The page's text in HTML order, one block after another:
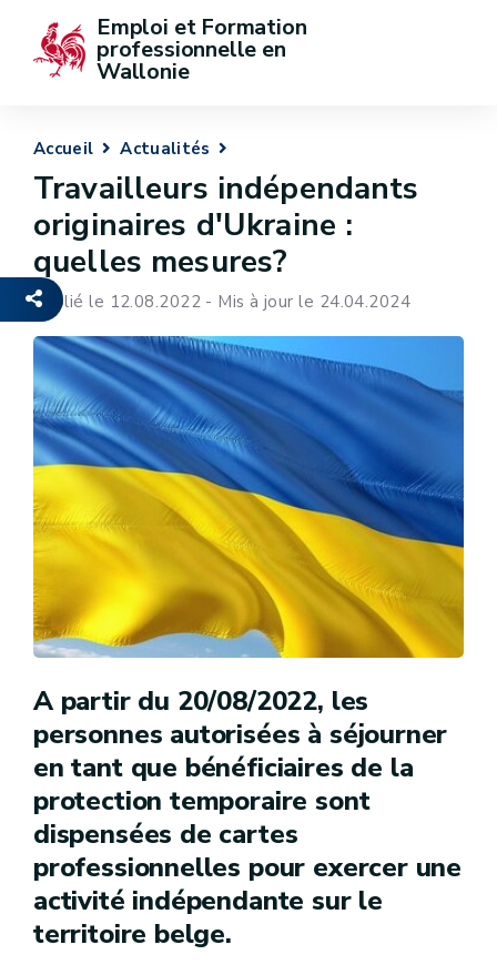
Emploi et Formation
professionnelle en
Wallonie
Accueil Actualités
Travailleurs indépendants
originaires d'Ukraine :
quelles mesures?
Publié le 12.08.2022 - Mis à jour le 24.04.2024
A partir du 20/08/2022, les
personnes autorisées à séjourner
en tant que bénéficiaires de la
protection temporaire sont
dispensées de cartes
professionnelles pour exercer une
activité indépendante sur le
territoire belge.